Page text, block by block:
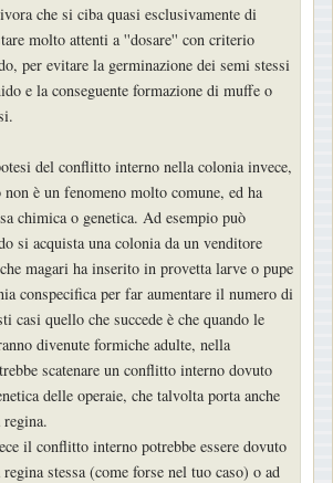
che si ciba quasi esclusivamente di
molto attenti a ''dosare'' con criterio
per evitare la germinazione dei semi stessi
e la conseguente formazione di muffe o
del conflitto interno nella colonia invece,
non è un fenomeno molto comune, ed ha
chimica o genetica. Ad esempio può
si acquista una colonia da un venditore
magari ha inserito in provetta larve o pupe
conspecifica per far aumentare il numero di
casi quello che succede è che quando le
divenute formiche adulte, nella
scatenare un conflitto interno dovuto
delle operaie, che talvolta porta anche
il conflitto interno potrebbe essere dovuto
stessa (come forse nel tuo caso) o ad